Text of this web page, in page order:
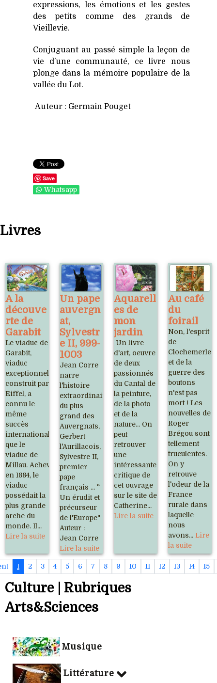
expressions, les émotions et les gestes
des petits comme des grands de
Vieillevie.
Conjuguant au passé simple la leçon de
vie d’une communauté, ce livre nous
plonge dans la mémoire populaire de la
vallée du Lot.
Auteur : Germain Pouget
Save
Whatsapp
Livres
A la
découve
rte de
Garabit
Le viaduc de
Garabit,
viaduc
exceptionnel,
construit par
Eiffel, a
connu le
même
succès
international
que le
viaduc de
Millau. Achevé
en 1884, le
viaduc
possédait la
plus grande
arche du
monde. Il...
Lire la suite
Un pape
auvergn
at,
Sylvestr
e II, 999-
1003
Jean Corre
narre
l'histoire
extraordinaire
du plus
grand des
Auvergnats,
Gerbert
l'Aurillacois,
Sylvestre II,
premier
pape
français ... "
Un érudit et
précurseur
de l'Europe"
Auteur :
Jean Corre
Lire la suite
Aquarell
es de
mon
jardin
Un livre
d'art, oeuvre
de deux
passionnés
du Cantal de
la peinture,
de la photo
et de la
nature... On
peut
retrouver
une
intéressante
critique de
cet ouvrage
sur le site de
Catherine...
Lire la suite
Au café
du
foirail
Non, l'esprit
de
Clochemerle
et de la
guerre des
boutons
n'est pas
mort ! Les
nouvelles de
Roger
Brégou sont
tellement
truculentes.
On y
retrouve
l'odeur de la
France
rurale dans
laquelle
nous
avons... Lire
la suite
1 2 3 4 5 6 7 8 9 10 11 12 13 14 15
Culture | Rubriques
Arts&Sciences
Musique
Littérature